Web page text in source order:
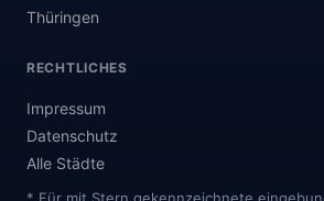
Thüringen
RECHTLICHES
Impressum
Datenschutz
Alle Städte